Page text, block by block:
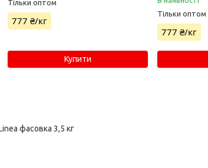
Тільки оптом
777 ₴/кг
Купити
Тільки оптом
777 ₴/кг
фасовка 3,5 кг